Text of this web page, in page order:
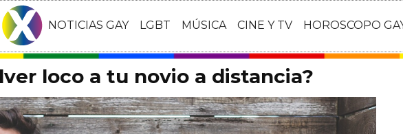
NOTICIAS GAY LGBT MÚSICA CINE Y TV HOROSCOPO
loco a tu novio a distancia?